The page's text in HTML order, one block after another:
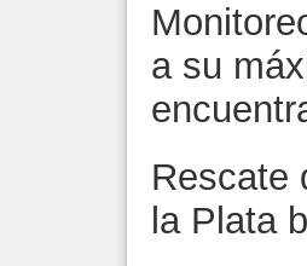
a su
Rescate
la Plata